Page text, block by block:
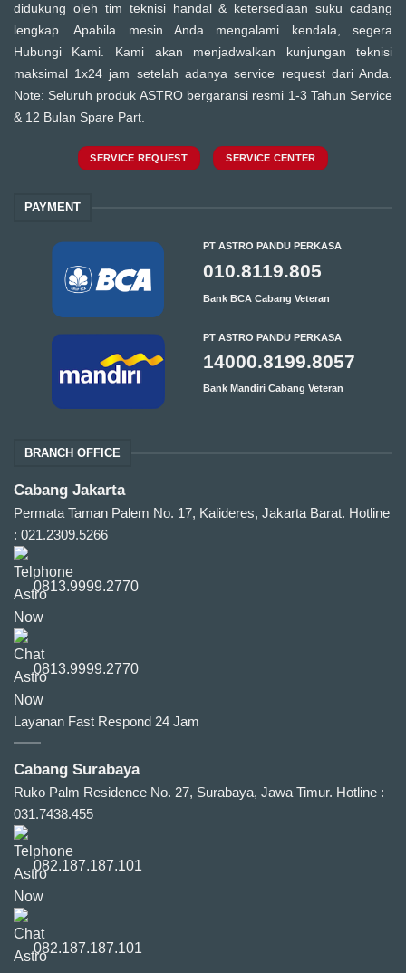
didukung oleh tim teknisi handal & ketersediaan suku cadang
lengkap. Apabila mesin Anda mengalami kendala, segera
Hubungi Kami. Kami akan menjadwalkan kunjungan teknisi
maksimal 1x24 jam setelah adanya service request dari Anda.
Note: Seluruh produk ASTRO bergaransi resmi 1-3 Tahun Service
& 12 Bulan Spare Part.
SERVICE REQUEST SERVICE CENTER
PAYMENT
PT ASTRO PANDU PERKASA
010.8119.805
Bank BCA Cabang Veteran
PT ASTRO PANDU PERKASA
14000.8199.8057
Bank Mandiri Cabang Veteran
BRANCH OFFICE
Cabang Jakarta
Permata Taman Palem No. 17, Kalideres, Jakarta Barat. Hotline
: 021.2309.5266
0813.9999.2770
0813.9999.2770
Layanan Fast Respond 24 Jam
Cabang Surabaya
Ruko Palm Residence No. 27, Surabaya, Jawa Timur. Hotline :
031.7438.455
082.187.187.101
082.187.187.101